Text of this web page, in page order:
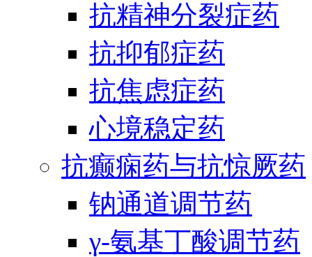
抗精神分裂症药
抗抑郁症药
抗焦虑症药
心境稳定药
抗癫痫药与抗惊厥药
钠通道调节药
γ-氨基丁酸调节药